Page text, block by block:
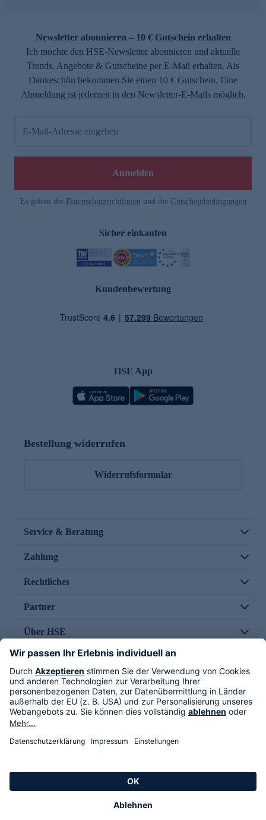
Newsletter abonnieren – 10 € Gutschein erhalten
Ich möchte den HSE-Newsletter abonnieren und aktuelle
Trends, Angebote & Gutscheine per E-Mail erhalten. Als
Dankeschön bekommen Sie einen 10 € Gutschein. Eine
Abmeldung ist jederzeit in den Newsletter-E-Mails möglich.
E-Mail-Adresse eingeben
Anmelden
Es gelten die Datenschutzrichtlinien und die Gutscheinbedingungen
Sicher einkaufen
Kundenbewertung
HSE App
Bestellung widerrufen
Widerrufsformular
Service & Beratung
Zahlung
Rechtliches
Partner
Über HSE
Im TV
HSE International